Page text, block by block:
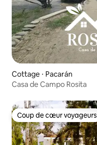
Cottage ⋅ Pacarán
Casa de Campo Rosita
Coup de cœur voyageurs
Coup de cœur voyageurs